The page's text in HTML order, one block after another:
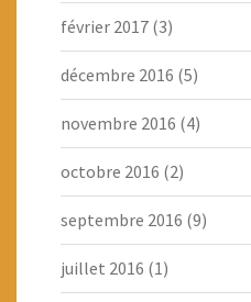
février 2017 (3)
décembre 2016 (5)
novembre 2016 (4)
octobre 2016 (2)
septembre 2016 (9)
juillet 2016 (1)